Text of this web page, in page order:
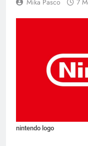
Mika Pasco 7
nintendo logo